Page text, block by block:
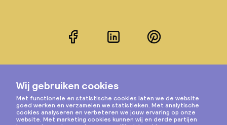
FacebookLinkedInPinterest
Instagram